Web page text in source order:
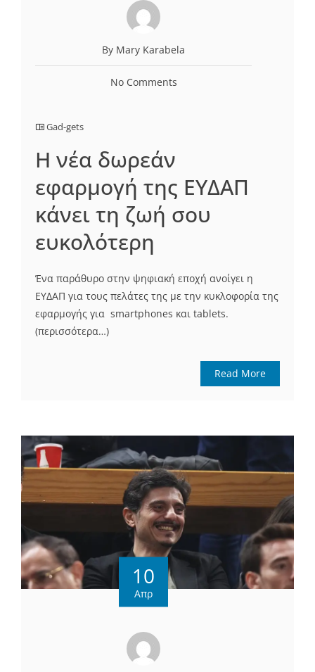
By Mary Karabela
No Comments
Gad-gets
Η νέα δωρεάν
εφαρμογή της ΕΥΔΑΠ
κάνει τη ζωή σου
ευκολότερη
Ένα παράθυρο στην ψηφιακή εποχή ανοίγει η
ΕΥΔΑΠ για τους πελάτες της με την κυκλοφορία της
εφαρμογής για smartphones και tablets.
(περισσότερα…)
Read More
10
Απρ